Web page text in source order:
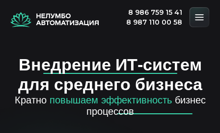
8 986 759 15 41
8 987 110 00 58
для среднего бизнеса
Кратно повышаем эффективностьбизнес
процессов